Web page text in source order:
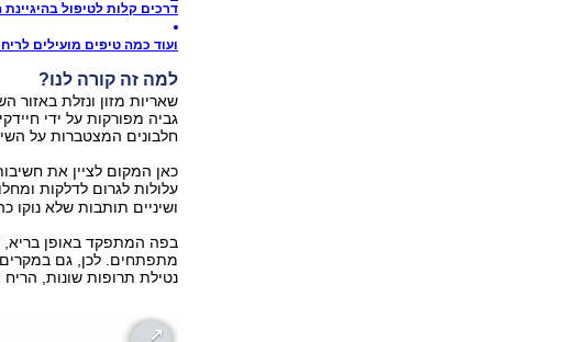
דרכים קלות לטיפול
ועוד כמה טיפים מועילים
למה זה קורה לנו?
שאריות מזון ונזלת
גביה מפורקות על ידי
חלבונים המצטברות על
כאן המקום לציין את
עלולות לגרום לדלקות
ושיניים תותבות שלא נוקו
בפה המתפקד באופן בריא,
מתפתחים. לכן, גם
נטילת תרופות שונות, הריח